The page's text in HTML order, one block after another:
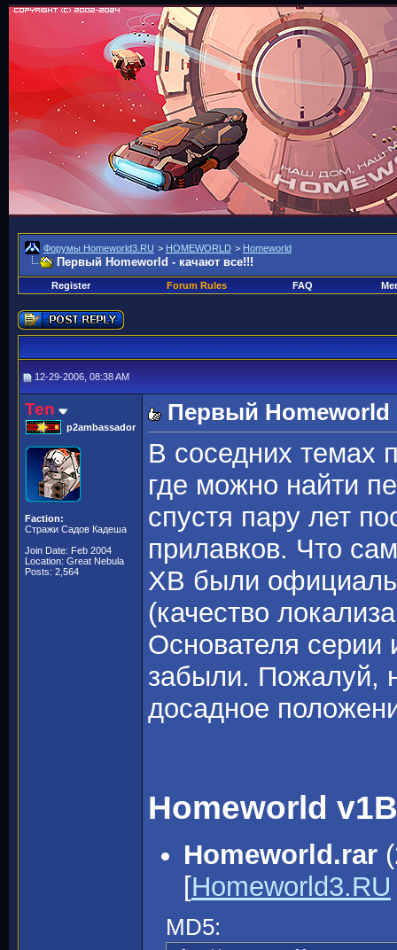
Форумы Homeworld3.RU > HOMEWORLD > Homeworld
Первый Homeworld - качают все!!!
Register Forum Rules FAQ
12-29-2006, 08:38 AM
Ten
p2ambassador
Faction:
Стражи Садов Кадеша
Join Date: Feb 2004
Location: Great Nebula
Posts: 2,564
Первый Homeworld
В соседних темах
где можно найти
спустя пару лет
прилавков. Что
ХВ были
(качество
Основателя серии
забыли. Пожалуй,
досадное
Homeworld
Homeworld.rar
[Homeworld3.RU
MD5: